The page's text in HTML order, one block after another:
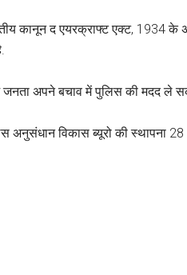
कानून द एयरक्राफ्ट एक्ट, 1934 के
अपने बचाव में पुलिस की मदद ले
अनुसंधान विकास ब्यूरो की स्थापना